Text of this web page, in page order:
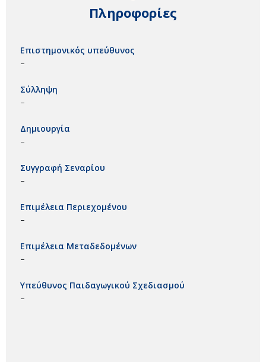
Πληροφορίες
Επιστημονικός υπεύθυνος
–
Σύλληψη
–
Δημιουργία
–
Συγγραφή Σεναρίου
–
Επιμέλεια Περιεχομένου
–
Επιμέλεια Μεταδεδομένων
–
Υπεύθυνος Παιδαγωγικού Σχεδιασμού
–